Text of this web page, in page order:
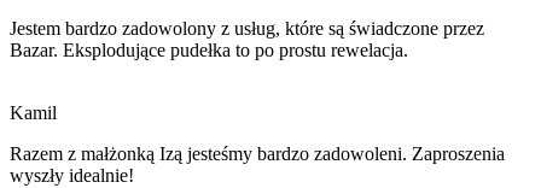
Jestem bardzo zadowolony z usług, które są świadczone przez
Bazar. Eksplodujące pudełka to po prostu rewelacja.
Kamil
Razem z małżonką Izą jesteśmy bardzo zadowoleni. Zaproszenia
wyszły idealnie!